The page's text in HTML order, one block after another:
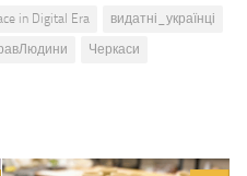
in Digital Era
видатні_українці
Черкаси